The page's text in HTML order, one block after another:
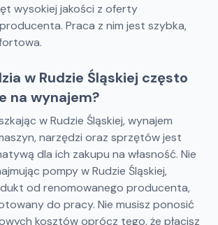
wysokiej jakości z oferty
Praca z nim jest szybka,
w Rudzie Śląskiej często
na wynajem?
w Rudzie Śląskiej, wynajem
narzędzi oraz sprzętów jest
dla ich zakupu na własność. Nie
pompy w Rudzie Śląskiej,
od renomowanego producenta,
do pracy. Nie musisz ponosić
kosztów oprócz tego, że płacisz